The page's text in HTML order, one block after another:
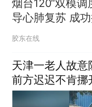
烟台120“双模调
导心肺复苏 成
生命
胶东在线
天津一老人故
前方迟迟不肯挪